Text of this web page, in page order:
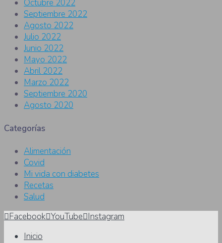
Octubre 2022
Septiembre 2022
Agosto 2022
Julio 2022
Junio 2022
Mayo 2022
Abril 2022
Marzo 2022
Septiembre 2020
Agosto 2020
Categorías
Alimentación
Covid
Mi vida con diabetes
Recetas
Salud
Facebook YouTube Instagram
Inicio